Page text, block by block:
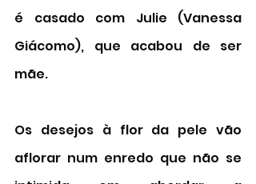
é casado com Julie (Vanessa
Giácomo), que acabou de ser
mãe.
Os desejos à flor da pele vão
aflorar num enredo que não se